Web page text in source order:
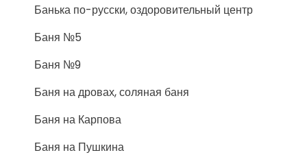
Банька по-русски, оздоровительный центр
Баня №5
Баня №9
Баня на дровах, соляная баня
Баня на Карпова
Баня на Пушкина